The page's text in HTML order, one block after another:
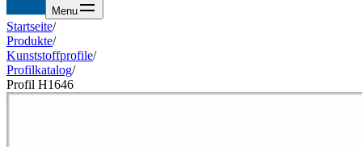
Menu
Startseite/
Produkte/
Kunststoffprofile/
Profilkatalog/
Profil H1646